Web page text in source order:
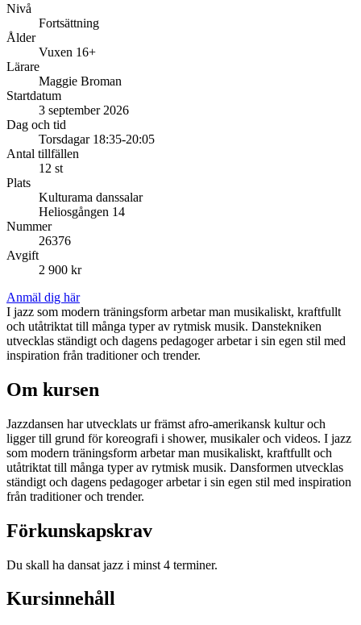
Nivå
Fortsättning
Ålder
Vuxen 16+
Lärare
Maggie Broman
Startdatum
3 september 2026
Dag och tid
Torsdagar 18:35-20:05
Antal tillfällen
12 st
Plats
Kulturama danssalar
Heliosgången 14
Nummer
26376
Avgift
2 900 kr
Anmäl dig här
I jazz som modern träningsform arbetar man musikaliskt, kraftfullt
och utåtriktat till många typer av rytmisk musik. Danstekniken
utvecklas ständigt och dagens pedagoger arbetar i sin egen stil med
inspiration från traditioner och trender.
Om kursen
Jazzdansen har utvecklats ur främst afro-amerikansk kultur och
ligger till grund för koreografi i shower, musikaler och videos. I jazz
som modern träningsform arbetar man musikaliskt, kraftfullt och
utåtriktat till många typer av rytmisk musik. Dansformen utvecklas
ständigt och dagens pedagoger arbetar i sin egen stil med inspiration
från traditioner och trender.
Förkunskapskrav
Du skall ha dansat jazz i minst 4 terminer.
Kursinnehåll